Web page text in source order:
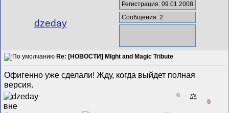
dzeday
Регистрация: 09.01.2008
Сообщения: 2
Re: [НОВОСТИ] MIght and Magic Tribute
Офигенно уже сделали! Жду, когда выйдет полная
версия.
0 ⚖️
0